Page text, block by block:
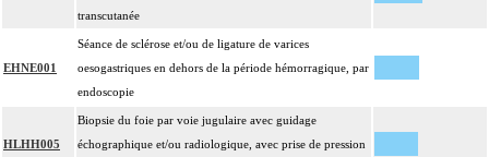
transcutanée
EHNE001
Séance de sclérose et/ou de ligature de varices
oesogastriques en dehors de la période hémorragique, par
endoscopie
HLHH005
Biopsie du foie par voie jugulaire avec guidage
échographique et/ou radiologique, avec prise de pression